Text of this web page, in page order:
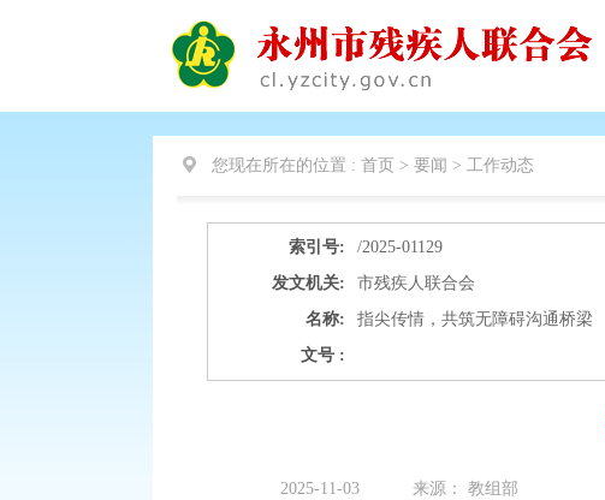
您现在所在的位置 : 首页 > 要闻 > 工作动态
索引号: /2025-01129
发文机关:
市残疾人联合会
名称:
指尖传情，共筑无障碍沟通桥梁
文号 :
2025-11-03 来源： 教组部